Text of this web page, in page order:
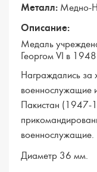
Металл: Медно-
Описание:
Медаль
Георгом VI в 1948
Награждались
военнослужащие
Пакистан (1947-
военнослужащие.
Диаметр 36 мм.